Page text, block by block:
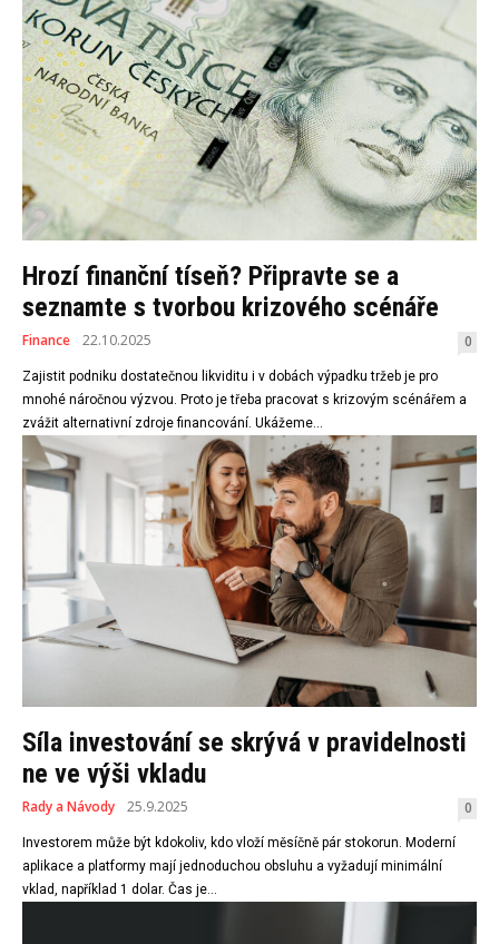
Hrozí finanční tíseň? Připravte se a
seznamte s tvorbou krizového scénáře
Finance 22.10.2025 0
Zajistit podniku dostatečnou likviditu i v dobách výpadku tržeb je pro
mnohé náročnou výzvou. Proto je třeba pracovat s krizovým scénářem a
zvážit alternativní zdroje financování. Ukážeme...
Síla investování se skrývá v pravidelnosti
ne ve výši vkladu
Rady a Návody 25.9.2025 0
Investorem může být kdokoliv, kdo vloží měsíčně pár stokorun. Moderní
aplikace a platformy mají jednoduchou obsluhu a vyžadují minimální
vklad, například 1 dolar. Čas je...